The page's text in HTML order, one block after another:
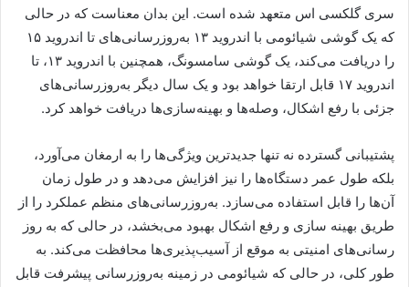
سری گلکسی اس متعهد شده است. این بدان معناست که در حالی
که یک گوشی شیائومی با اندروید ۱۳ به‌روزرسانی‌های تا اندروید ۱۵
را دریافت می‌کند، یک گوشی سامسونگ، همچنین با اندروید ۱۳، تا
اندروید ۱۷ قابل ارتقا خواهد بود و یک سال دیگر به‌روزرسانی‌های
جزئی با رفع اشکال، وصله‌ها و بهینه‌سازی‌ها دریافت خواهد کرد.
پشتیبانی گسترده نه تنها جدیدترین ویژگی‌ها را به ارمغان می‌آورد،
بلکه طول عمر دستگاه‌ها را نیز افزایش می‌دهد و در طول زمان
آن‌ها را قابل استفاده می‌سازد. به‌روزرسانی‌های منظم عملکرد را از
طریق بهینه سازی و رفع اشکال بهبود می‌بخشد، در حالی که به روز
رسانی‌های امنیتی به موقع از آسیب‌پذیری‌ها محافظت می‌کند. به
طور کلی، در حالی که شیائومی در زمینه به‌روزرسانی پیشرفت قابل